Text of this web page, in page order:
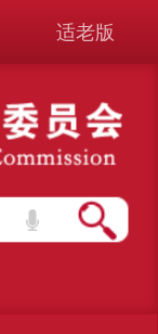
适老版